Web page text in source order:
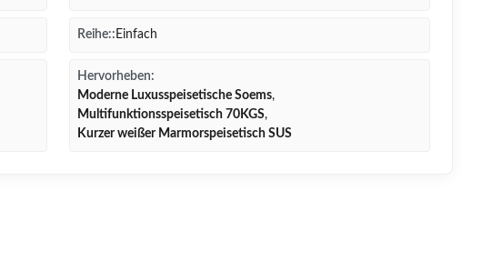
Reihe:: Einfach
Hervorheben:
Moderne Luxusspeisetische Soems,
Multifunktionsspeisetisch 70KGS,
Kurzer weißer Marmorspeisetisch SUS